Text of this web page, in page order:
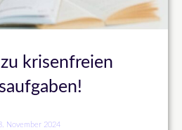
krisenfreien
November 2024